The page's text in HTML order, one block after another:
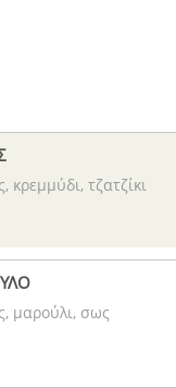
κρεμμύδι, τζατζίκι
μαρούλι, σως